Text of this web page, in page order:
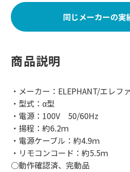
同じメーカーの実
商品説明
・メーカー：ELEPHANT/エレフ
・型式：α型
・電源：100V 50/60Hz
・揚程：約6.2ｍ
・電源ケーブル：約4.9ｍ
・リモコンコード：約5.5ｍ
○動作確認済、完動品